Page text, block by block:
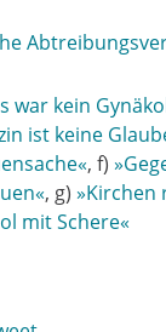
war kein
ist keine
, f)
, g) »Kirchen
mit Schere«